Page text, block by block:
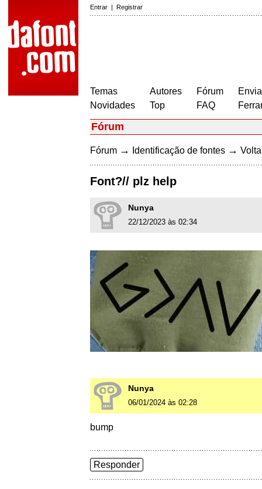
Entrar | Registrar
Temas
Novidades
Autores
Top
Fórum
FAQ
Fórum
Fórum → Identificação de fontes →
Font?// plz help
Nunya
22/12/2023 às 02:34
Nunya
06/01/2024 às 02:28
bump
Responder